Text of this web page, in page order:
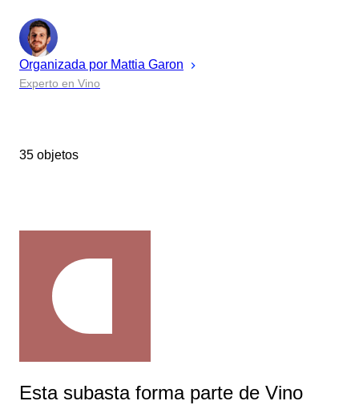
Organizada por Mattia Garon
Experto en Vino
35 objetos
Esta subasta forma parte de Vino